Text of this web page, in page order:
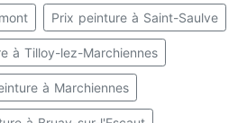
Prix peinture à Saint-Saulve
à Tilloy-lez-Marchiennes
à Marchiennes